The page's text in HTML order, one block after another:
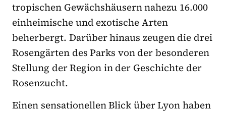
tropischen Gewächshäusern nahezu 16.000
einheimische und exotische Arten
beherbergt. Darüber hinaus zeugen die drei
Rosengärten des Parks von der besonderen
Stellung der Region in der Geschichte der
Rosenzucht.
Einen sensationellen Blick über Lyon haben